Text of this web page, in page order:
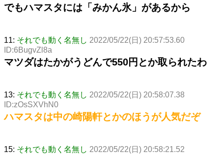
でもハマスタには「みかん氷」があるから
11: それでも動く名無し 2022/05/22(日) 20:57:53.60
ID:6BugvZl8a
マツダはたかがうどんで550円とか取られたわ
13: それでも動く名無し 2022/05/22(日) 20:58:07.38
ID:zOsSXVhN0
ハマスタは中の崎陽軒とかのほうが人気だぞ
15: それでも動く名無し 2022/05/22(日) 20:58:21.52